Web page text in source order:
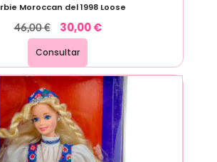
Moroccan del 1998 Loose
46,00€ 30,00€
Consultar